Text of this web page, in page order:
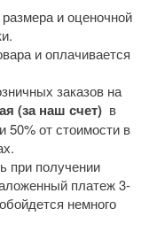
и оценочной
и оплачивается
заказов на
(за наш счет) в
50% от стоимости в
при получении
платеж 3-
немного